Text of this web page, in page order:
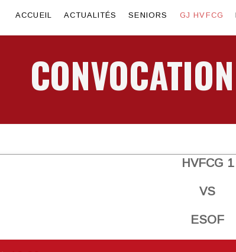
ACCUEIL ACTUALITÉS SENIORS GJ HVFCG
HVFCG 1
VS
ESOF